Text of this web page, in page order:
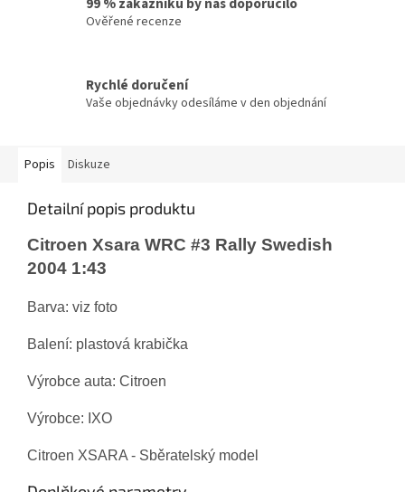
Ověřené recenze
Rychlé doručení
Vaše objednávky odesíláme v den objednání
Popis Diskuze
Detailní popis produktu
Citroen Xsara WRC #3 Rally Swedish
2004 1:43
Barva: viz foto
Balení: plastová krabička
Výrobce auta: Citroen
Výrobce: IXO
Citroen XSARA - Sběratelský model